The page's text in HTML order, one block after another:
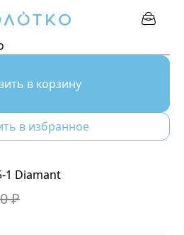
1 Diamant
₽
в корзину
в избранное